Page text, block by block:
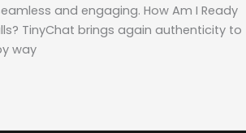
and engaging. How Am I Ready
TinyChat brings again authenticity to
way